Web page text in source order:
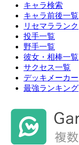
キャラ検索
キャラ前後一覧
リセマラランク
投手一覧
野手一覧
彼女・相棒一覧
サクセス一覧
デッキメーカー
最強ランキング